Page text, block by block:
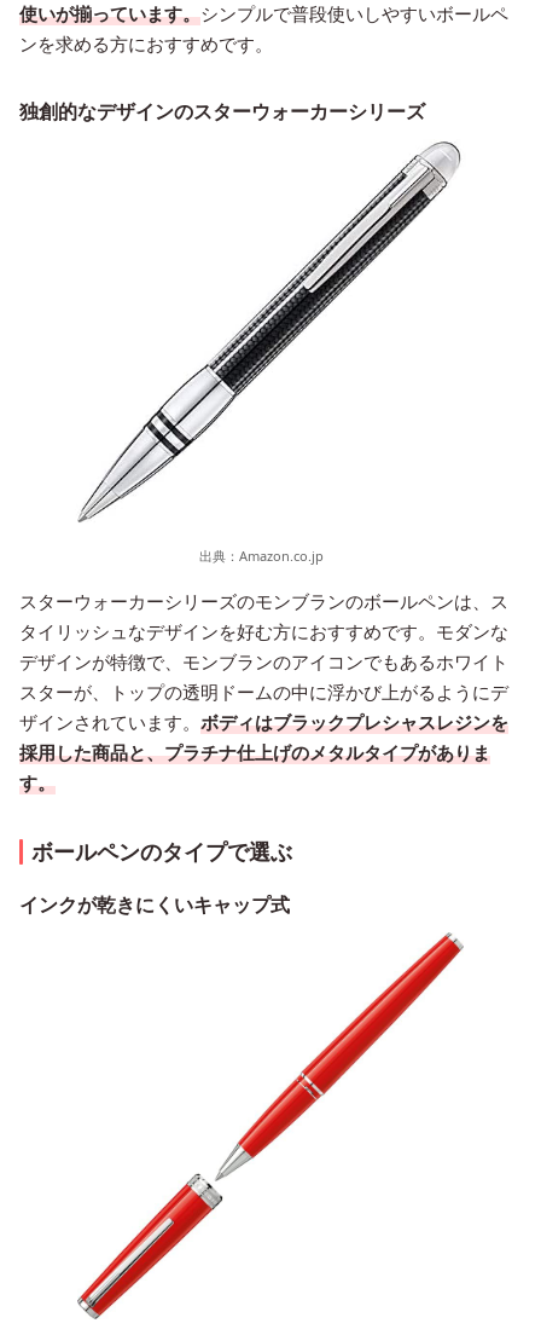
使いが揃っています。シンプルで普段使いしやすいボールペ
ンを求める方におすすめです。
独創的なデザインのスターウォーカーシリーズ
出典： Amazon.co.jp
スターウォーカーシリーズのモンブランのボールペンは、ス
タイリッシュなデザインを好む方におすすめです。モダンな
デザインが特徴で、モンブランのアイコンでもあるホワイト
スターが、トップの透明ドームの中に浮かび上がるようにデ
ザインされています。 ボディはブラックプレシャスレジンを
採用した商品と、プラチナ仕上げのメタルタイプがありま
す。
ボールペンのタイプで選ぶ
インクが乾きにくいキャップ式